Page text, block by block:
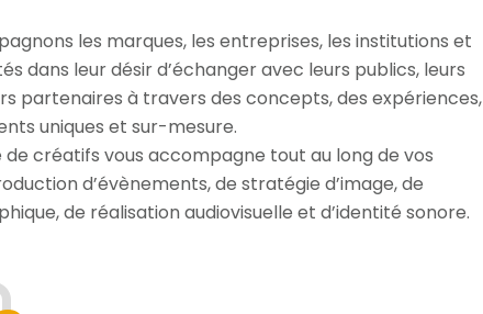
les marques, les entreprises, les institutions et
dans leur désir d’échanger avec leurs publics, leurs
partenaires à travers des concepts, des expériences,
uniques et sur-mesure.
de créatifs vous accompagne tout au long de vos
d’évènements, de stratégie d’image, de
de réalisation audiovisuelle et d’identité sonore.